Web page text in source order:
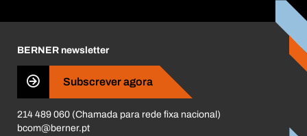
Business Conduct
BERNER newsletter
Subscrever agora
214 489 060 (Chamada para rede fixa nacional)
bcom@berner.pt